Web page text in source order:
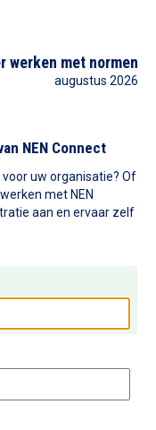
werken met normen
augustus 2026
NEN Connect
uw organisatie? Of
met NEN
aan en ervaar zelf